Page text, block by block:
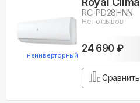
неинверторный
RC-PD28HNN
Нет отзывов
24 690 ₽
Сравнить